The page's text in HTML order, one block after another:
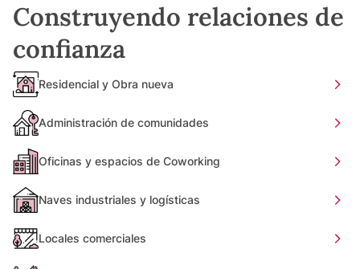
Construyendo relaciones de
confianza
Residencial y Obra nueva
Administración de comunidades
Oficinas y espacios de Coworking
Naves industriales y logísticas
Locales comerciales